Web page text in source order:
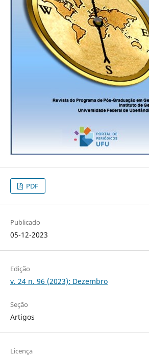
PDF
Publicado
05-12-2023
Edição
v. 24 n. 96 (2023): Dezembro
Seção
Artigos
Licença